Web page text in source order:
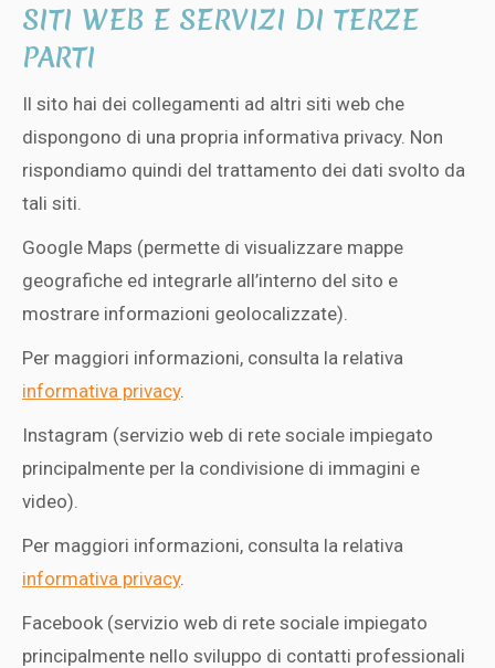
SITI WEB E SERVIZI DI TERZE
PARTI
Il sito hai dei collegamenti ad altri siti web che
dispongono di una propria informativa privacy. Non
rispondiamo quindi del trattamento dei dati svolto da
tali siti.
Google Maps (permette di visualizzare mappe
geografiche ed integrarle all’interno del sito e
mostrare informazioni geolocalizzate).
Per maggiori informazioni, consulta la relativa
informativa privacy.
Instagram (servizio web di rete sociale impiegato
principalmente per la condivisione di immagini e
video).
Per maggiori informazioni, consulta la relativa
informativa privacy.
Facebook (servizio web di rete sociale impiegato
principalmente nello sviluppo di contatti professionali